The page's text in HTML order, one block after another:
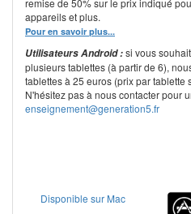
remise de 50% sur le prix indiqué
appareils et plus.
Pour en savoir plus...
Utilisateurs Android :si vous
plusieurs tablettes (à partir de 6),
tablettes à 25 euros (prix par tablette
N'hésitez pas à nous contacter pour
enseignement@generation5.fr
Disponible sur Mac